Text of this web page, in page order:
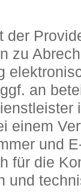
der
zu
an
einem
und
für die
und